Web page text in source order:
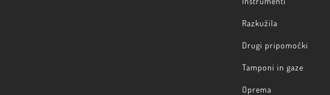
Razkužila
Drugi pripomočki
Tamponi in gaze
Oprema